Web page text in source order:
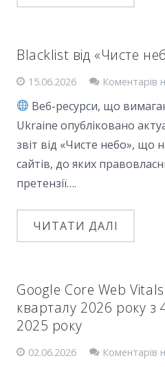
Blacklist від «Чисте
15.06.2026 Коментарів
Веб-ресурси, що
Ukraine опубліковано
звіт від «Чисте небо», що
сайтів, до яких
претензії….
ЧИТАТИ ДАЛІ
Google Core Web
кварталу 2026 року
2025 року
02.06.2026 Коментарів